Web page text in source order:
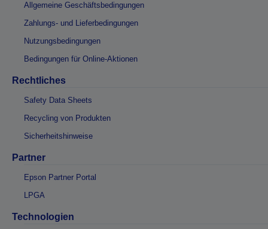
Allgemeine Geschäftsbedingungen
Zahlungs- und Lieferbedingungen
Nutzungsbedingungen
Bedingungen für Online-Aktionen
Rechtliches
Safety Data Sheets
Recycling von Produkten
Sicherheitshinweise
Partner
Epson Partner Portal
LPGA
Technologien